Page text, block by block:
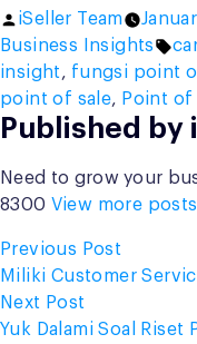
Posted
by
iSeller Team
Business Insights
insight, fungsi point
point of sale, Point of
Published by
Need to grow your
8300 View more posts
Post
navigation
Previous Post
post:
Miliki Customer
Next Post
post:
Yuk Dalami Soal Riset